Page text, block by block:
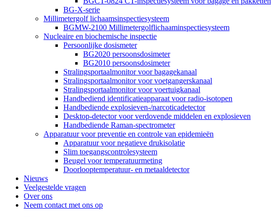
BG-X-serie
Millimetergolf lichaamsinspectiesysteem
BGMW-2100 Millimetergolflichaaminspectiesysteem
Nucleaire en biochemische inspectie
Persoonlijke dosismeter
BG2020 persoonsdosimeter
BG2010 persoonsdosimeter
Stralingsportaalmonitor voor bagagekanaal
Stralingsportaalmonitor voor voetgangerskanaal
Stralingsportaalmonitor voor voertuigkanaal
Handbediend identificatieapparaat voor radio-isotopen
Handbediende explosieven-/narcoticadetector
Desktop-detector voor verdovende middelen en explosieven
Handbediende Raman-spectrometer
Apparatuur voor preventie en controle van epidemieën
Apparatuur voor negatieve drukisolatie
Slim toegangscontrolesysteem
Beugel voor temperatuurmeting
Doorlooptemperatuur- en metaaldetector
Nieuws
Veelgestelde vragen
Over ons
Neem contact met ons op